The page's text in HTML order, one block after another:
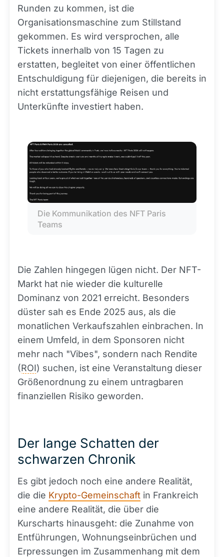
Runden zu kommen, ist die
Organisationsmaschine zum Stillstand
gekommen. Es wird versprochen, alle
Tickets innerhalb von 15 Tagen zu
erstatten, begleitet von einer öffentlichen
Entschuldigung für diejenigen, die bereits in
nicht erstattungsfähige Reisen und
Unterkünfte investiert haben.
Die Kommunikation des NFT Paris
Teams
Die Zahlen hingegen lügen nicht. Der NFT-
Markt hat nie wieder die kulturelle
Dominanz von 2021 erreicht. Besonders
düster sah es Ende 2025 aus, als die
monatlichen Verkaufszahlen einbrachen. In
einem Umfeld, in dem Sponsoren nicht
mehr nach "Vibes", sondern nach Rendite
(ROI) suchen, ist eine Veranstaltung dieser
Größenordnung zu einem untragbaren
finanziellen Risiko geworden.
Der lange Schatten der
schwarzen Chronik
Es gibt jedoch noch eine andere Realität,
die die Krypto-Gemeinschaft in Frankreich
eine andere Realität, die über die
Kurscharts hinausgeht: die Zunahme von
Entführungen, Wohnungseinbrüchen und
Erpressungen im Zusammenhang mit dem